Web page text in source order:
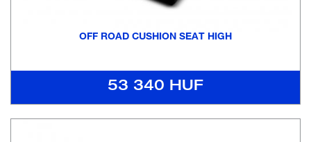
OFF ROAD CUSHION SEAT HIGH
53 340 HUF